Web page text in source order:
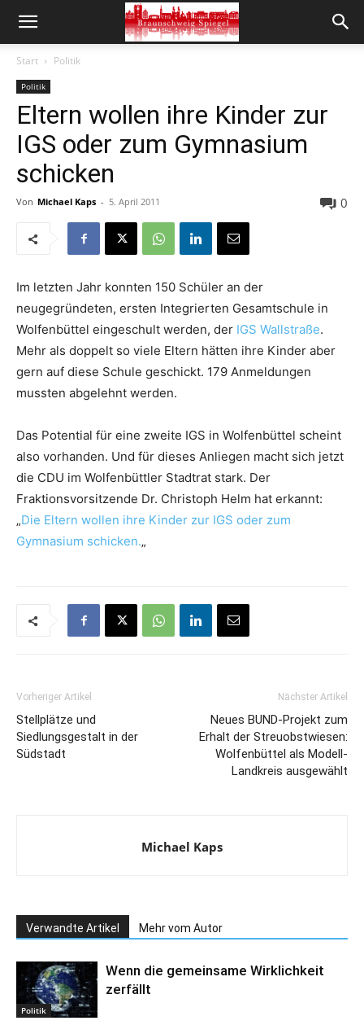
Start Politik
Politik
Eltern wollen ihre Kinder zur
IGS oder zum Gymnasium
schicken
Von Michael Kaps - 5. April 2011 0
Im letzten Jahr konnten 150 Schüler an der
neugegründeten, ersten Integrierten Gesamtschule in
Wolfenbüttel eingeschult werden, der IGS Wallstraße.
Mehr als doppelt so viele Eltern hätten ihre Kinder aber
gern auf diese Schule geschickt. 179 Anmeldungen
mussten abgelehnt werden.
Das Potential für eine zweite IGS in Wolfenbüttel scheint
also vorhanden. Und für dieses Anliegen macht sich jetzt
die CDU im Wolfenbüttler Stadtrat stark. Der
Fraktionsvorsitzende Dr. Christoph Helm hat erkannt:
„Die Eltern wollen ihre Kinder zur IGS oder zum
Gymnasium schicken.„
Vorheriger Artikel
Stellplätze und
Siedlungsgestalt in der
Südstadt
Nächster Artikel
Neues BUND-Projekt zum
Erhalt der Streuobstwiesen:
Wolfenbüttel als Modell-
Landkreis ausgewählt
Michael Kaps
Verwandte Artikel Mehr vom Autor
Politik
Wenn die gemeinsame Wirklichkeit
zerfällt